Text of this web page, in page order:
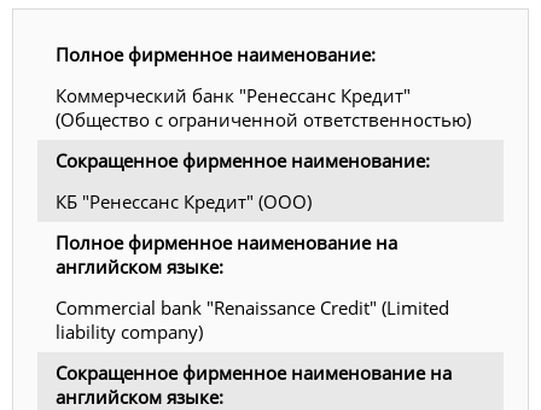
Полное фирменное наименование:
Коммерческий банк "Ренессанс Кредит"
(Общество с ограниченной ответственностью)
Сокращенное фирменное наименование:
КБ "Ренессанс Кредит" (ООО)
Полное фирменное наименование на
английском языке:
Commercial bank "Renaissance Credit" (Limited
liability company)
Сокращенное фирменное наименование на
английском языке: